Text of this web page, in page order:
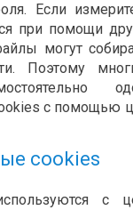
Если
при помощи
могут
Поэтому
с помощью
cookies
с